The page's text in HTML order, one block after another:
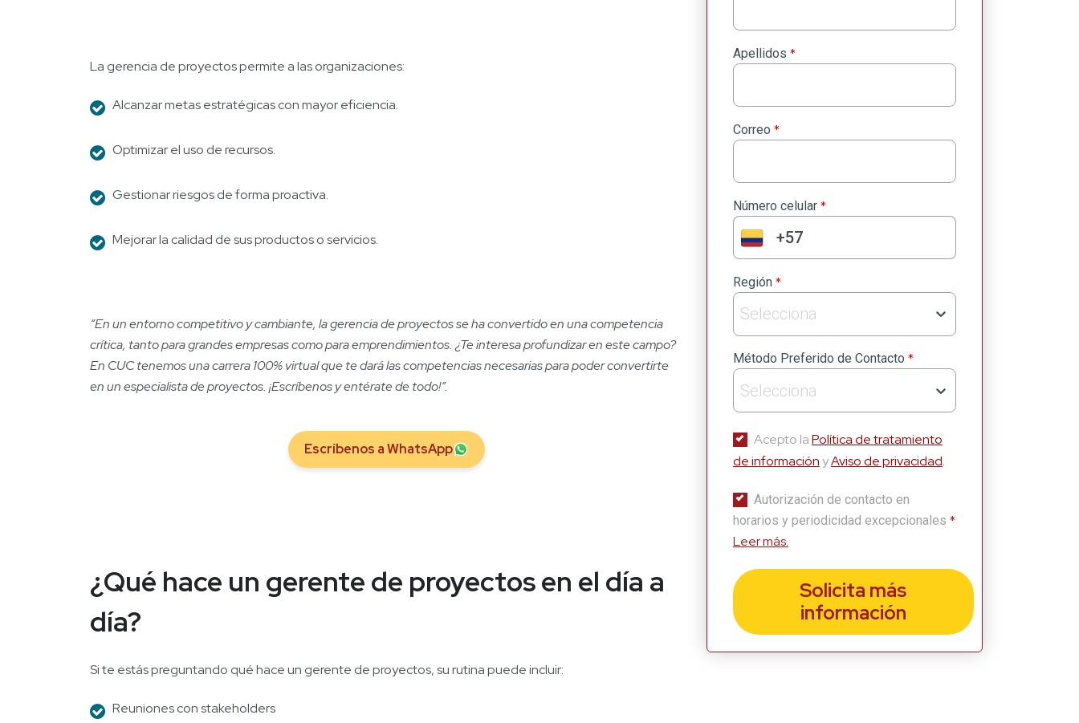
La gerencia de proyectos permite a las organizaciones:
Alcanzar metas estratégicas con mayor eficiencia.
Optimizar el uso de recursos.
Gestionar riesgos de forma proactiva.
Mejorar la calidad de sus productos o servicios.
“En un entorno competitivo y cambiante, la gerencia de proyectos se ha convertido en una competencia
crítica, tanto para grandes empresas como para emprendimientos. ¿Te interesa profundizar en este campo?
En CUC tenemos una carrera 100% virtual que te dará las competencias necesarias para poder convertirte
en un especialista de proyectos. ¡Escríbenos y entérate de todo!”.
Escríbenos a WhatsApp
¿Qué hace un gerente de proyectos en el día a
día?
Si te estás preguntando qué hace un gerente de proyectos, su rutina puede incluir:
Reuniones con stakeholders
Apellidos *
Correo *
Número celular *
Región *
Selecciona
Método Preferido de Contacto *
Selecciona
Acepto laPolítica de tratamiento
de informaciónyAviso de privacidad.
Autorización de contacto en
horarios y periodicidad excepcionales *
Leer más.
Solicita más
información